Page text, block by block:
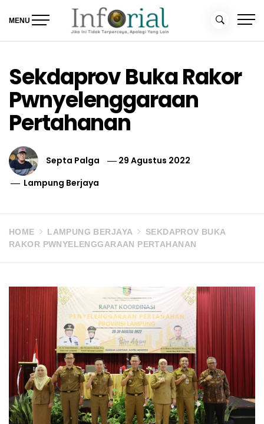
MENU
Sekdaprov Buka Rakor
Pwnyelenggaraan
Pertahanan
Septa Palga
29 Agustus 2022
Lampung Berjaya
HOME LAMPUNG BERJAYA
SEKDAPROV BUKA
RAKOR PWNYELENGGARAAN PERTAHANAN